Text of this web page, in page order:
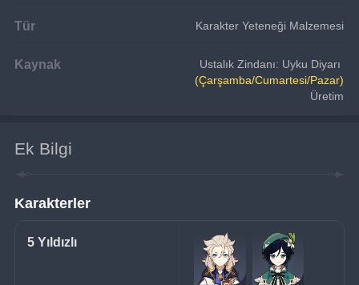
Tür Karakter Yeteneği Malzemesi
Kaynak
Ustalık Zindanı: Uyku Diyarı
(Çarşamba/Cumartesi/Pazar)
Üretim
Ek Bilgi
Karakterler
5 Yıldızlı